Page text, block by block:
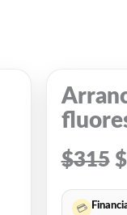
$315 $
💳